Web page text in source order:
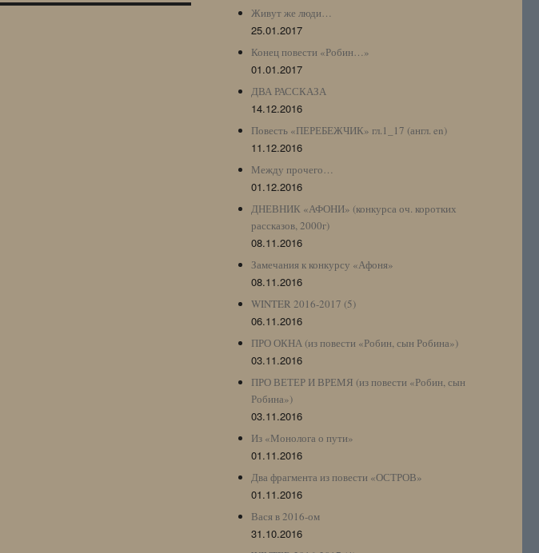
Живут же люди…
25.01.2017
Конец повести «Робин…»
01.01.2017
ДВА РАССКАЗА
14.12.2016
Повесть «ПЕРЕБЕЖЧИК» гл.1_17 (англ. en)
11.12.2016
Между прочего…
01.12.2016
ДНЕВНИК «АФОНИ» (конкурса оч. коротких
рассказов, 2000г)
08.11.2016
Замечания к конкурсу «Афоня»
08.11.2016
WINTER 2016-2017 (5)
06.11.2016
ПРО ОКНА (из повести «Робин, сын Робина»)
03.11.2016
ПРО ВЕТЕР И ВРЕМЯ (из повести «Робин, сын
Робина»)
03.11.2016
Из «Монолога о пути»
01.11.2016
Два фрагмента из повести «ОСТРОВ»
01.11.2016
Вася в 2016-ом
31.10.2016